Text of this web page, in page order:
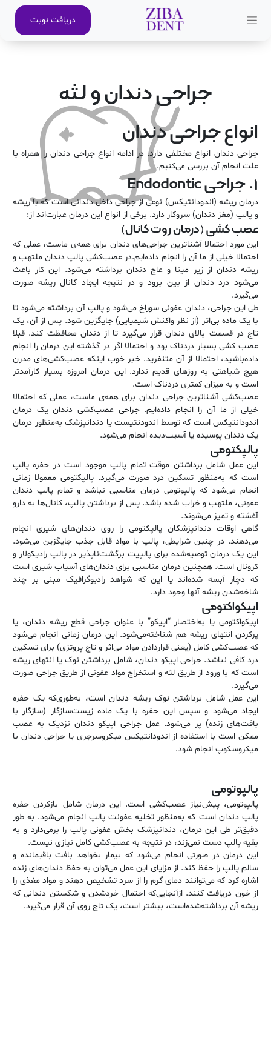
دریافت نوبت
جراحی دندان و لثه
انواع جراحی دندان
جراحی دندان انواع مختلفی دارد. در ادامه انواع جراحی دندان را همراه با
علت انجام آن بررسی می‌کنیم.
۱. جراحی Endodontic
درمان ریشه (اندودانتیکس) نوعی از جراحی داخل دندانی است که با ریشه
و پالپ (مغز دندان) سروکار دارد. برخی از انواع این درمان عبارت‌اند از:
عصب کشی (درمان روت کانال)
این مورد احتمالا آشناترین جراحی‌های دندان برای همه‌ی ماست، عملی که
احتمالا خیلی از ما آن را انجام داده‌ایم.در عصب‌کشی پالپ دندان ملتهب و
ریشه دندان از زیر مینا و عاج دندان برداشته می‌شود. این کار باعث
می‌شود درد دندان از بین برود و در نتیجه ایجاد کانال ریشه صورت
می‌گیرد.
طی این جراحی، دندان عفونی سوراخ می‌شود و پالپ آن برداشته می‌شود تا
با یک ماده بی‌اثر (از نظر واکنش شیمیایی) جایگزین شود. پس از آن، یک
تاج در قسمت بالای دندان قرار می‌گیرد تا از دندان محافظت کند. قبلا
عصب کشی بسیار دردناک بود و احتمالا اگر در گذشته این درمان را انجام
داده‌باشید، احتمالا از آن متنفرید. خبر خوب اینکه عصب‌کشی‌های مدرن
هیچ شباهتی به روزهای قدیم ندارد. این درمان امروزه بسیار کارآمدتر
است و به میزان کمتری دردناک است.
عصب‌کشی آشناترین جراحی دندان برای همه‌ی ماست، عملی که احتمالا
خیلی از ما آن را انجام داده‌ایم. جراحی عصب‌کشی دندان یک درمان
اندودانتیکس است که توسط اندودنتیست یا دندانپزشک به‌منظور درمان
یک دندان پوسیده یا آسیب‌دیده انجام می‌شود.
پالپکتومی
این عمل شامل برداشتن موقت تمام پالپ موجود است در حفره پالپ
است که به‌منظور تسکین درد صورت می‌گیرد. پالپکتومی معمولا زمانی
انجام می‌شود که پالپوتومی درمان مناسبی نباشد و تمام پالپ دندان
عفونی، ملتهب و خراب شده باشد. پس از برداشتن پالپ، کانال‌ها به دارو
آغشته و تمیز می‌شوند.
گاهی اوقات دندانپزشکان پالپکتومی را روی دندان‌های شیری انجام
می‌دهند. در چنین شرایطی، پالپ با مواد قابل جذب جایگزین می‌شود.
این یک درمان توصیه‌شده برای پالپیت برگشت‌ناپذیر در پالپ رادیکولار و
کرونال است. همچنین درمان مناسبی برای دندان‌های آسیاب شیری است
که دچار آبسه شده‌اند یا این که شواهد رادیوگرافیک مبنی بر چند
شاخه‌شدن ریشه آنها وجود دارد.
اپیکواکتومی
اپیکواکتومی یا به‌اختصار “اپیکو” با عنوان جراحی قطع ریشه دندان، یا
پرکردن انتهای ریشه هم شناخته‌می‌شود. این درمان زمانی انجام می‌شود
که عصب‌کشی کامل (یعنی قراردادن مواد بی‌اثر و تاج پروتزی) برای تسکین
درد کافی نباشد. جراحی اپیکو دندان، شامل برداشتن نوک یا انتهای ریشه
است که با ورود از طریق لثه و استخراج مواد عفونی از طریق جراحی صورت
می‌گیرد.
این عمل شامل برداشتن نوک ریشه دندان است، به‌طوری‌که یک حفره
ایجاد می‌شود و سپس این حفره با یک ماده زیست‌سازگار (سازگار با
بافت‌های زنده) پر می‌شود. عمل جراحی اپیکو دندان نزدیک به عصب
ممکن است با استفاده از اندودانتیکس میکروسرجری یا جراحی دندان با
میکروسکوپ انجام شود.
پالپوتومی
پالپوتومی، پیش‌نیاز عصب‌کشی است. این درمان شامل بازکردن حفره
پالپ دندان است که به‌منظور تخلیه عفونت پالپ انجام می‌شود. به طور
دقیق‌تر طی این درمان، دندانپزشک بخش عفونی پالپ را برمی‌دارد و به
بقیه پالپ دست نمی‌زند، در نتیجه به عصب‌کشی کامل نیازی نیست.
این درمان در صورتی انجام می‌شود که بیمار بخواهد بافت باقیمانده و
سالم پالپ را حفظ کند. از مزایای این عمل می‌توان به حفظ دندان‌های زنده
اشاره کرد که می‌توانند دمای گرم را از سرد تشخیص دهند و مواد مغذی را
از خون دریافت کنند. ازآنجایی‌که احتمال خردشدن و شکستن دندانی که
ریشه آن برداشته‌شده‌است، بیشتر است، یک تاج روی آن قرار می‌گیرد.